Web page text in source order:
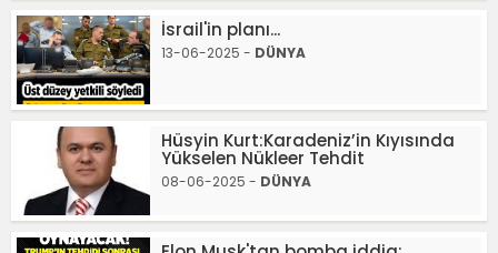
İsrail'in planı...
13-06-2025 - DÜNYA
Hüsyin Kurt:Karadeniz’in Kıyısında
Yükselen Nükleer Tehdit
08-06-2025 - DÜNYA